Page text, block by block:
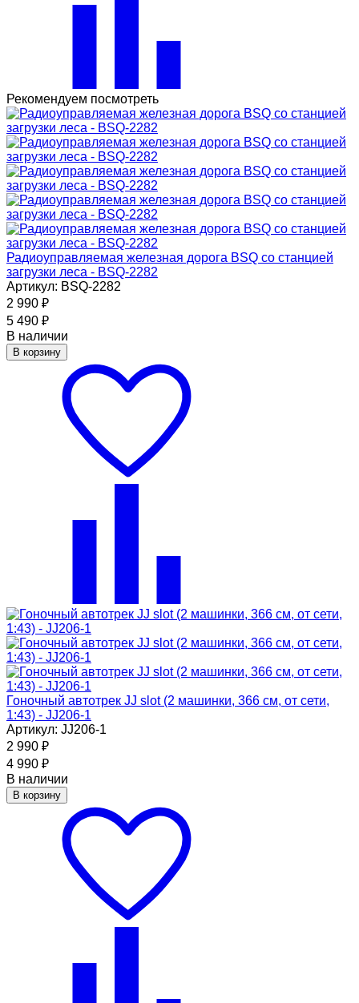
Рекомендуем посмотреть
Радиоуправляемая железная дорога BSQ со станцией
загрузки леса - BSQ-2282
Артикул: BSQ-2282
2 990 ₽
5 490 ₽
В наличии
В корзину
Гоночный автотрек JJ slot (2 машинки, 366 см, от сети,
1:43) - JJ206-1
Артикул: JJ206-1
2 990 ₽
4 990 ₽
В наличии
В корзину